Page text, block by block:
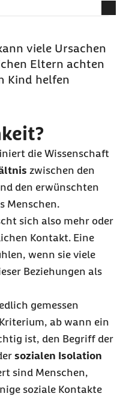
mein Kind einsam
Gründe und
Kinder und
hat keine Freunde:
viele Ursachen
Eltern achten
Kind helfen
die Wissenschaft
zwischen den
den erwünschten
Menschen.
sich also mehr oder
Kontakt. Eine
wenn sie viele
Beziehungen als
gemessen
ab wann ein
ist, den Begriff der
sozialen Isolation
sind Menschen,
soziale Kontakte